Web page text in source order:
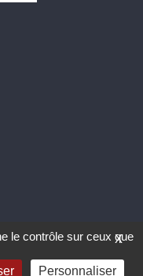
parWordPress.
X
le contrôle sur ceux que
Personnaliser